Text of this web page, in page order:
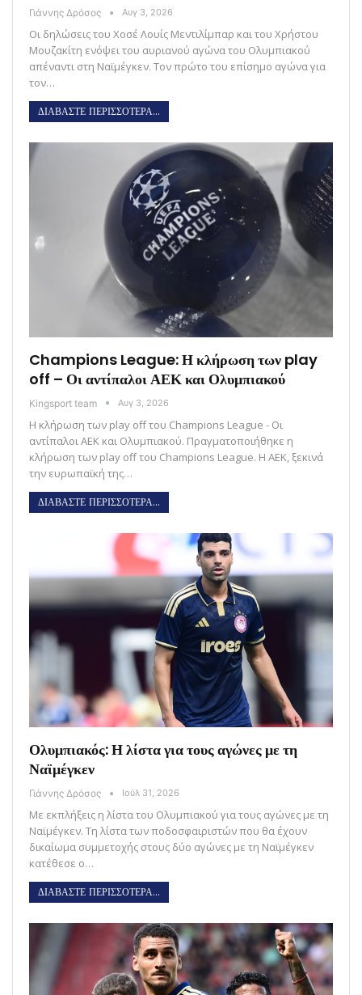
Γιάννης Δρόσος Αυγ 3, 2026
Οι δηλώσεις του Χοσέ Λουίς Μεντιλίμπαρ και του Χρήστου
Μουζακίτη ενόψει του αυριανού αγώνα του Ολυμπιακού
απέναντι στη Ναϊμέγκεν. Τον πρώτο του επίσημο αγώνα για
τον…
ΔΙΑΒΑΣΤΕ ΠΕΡΙΣΣΟΤΕΡΑ...
Champions League: Η κλήρωση των play
off – Οι αντίπαλοι ΑΕΚ και Ολυμπιακού
Kingsport team Αυγ 3, 2026
Η κλήρωση των play off του Champions League - Οι
αντίπαλοι ΑΕΚ και Ολυμπιακού. Πραγματοποιήθηκε η
κλήρωση των play off του Champions League. Η ΑΕΚ, ξεκινά
την ευρωπαϊκή της…
ΔΙΑΒΑΣΤΕ ΠΕΡΙΣΣΟΤΕΡΑ...
Ολυμπιακός: Η λίστα για τους αγώνες με τη
Ναϊμέγκεν
Γιάννης Δρόσος Ιούλ 31, 2026
Με εκπλήξεις η λίστα του Ολυμπιακού για τους αγώνες με τη
Ναϊμέγκεν. Τη λίστα των ποδοσφαιριστών που θα έχουν
δικαίωμα συμμετοχής στους δύο αγώνες με τη Ναϊμέγκεν
κατέθεσε ο…
ΔΙΑΒΑΣΤΕ ΠΕΡΙΣΣΟΤΕΡΑ...